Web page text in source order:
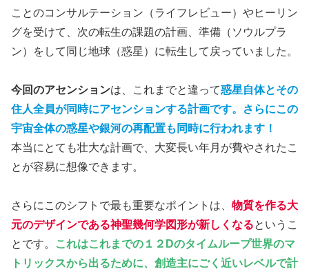
ことのコンサルテーション（ライフレビュー）やヒーリン
グを受けて、次の転生の課題の計画、準備（ソウルプラ
ン）をして同じ地球（惑星）に転生して戻っていました。
今回のアセンションは、これまでと違って惑星自体とその
住人全員が同時にアセンションする計画です。さらにこの
宇宙全体の惑星や銀河の再配置も同時に行われます！
本当にとても壮大な計画で、大変長い年月が費やされたこ
とが容易に想像できます。
さらにこのシフトで最も重要なポイントは、 物質を作る大
元のデザインである神聖幾何学図形が新しくなるというこ
とです。
これはこれまでの１２Dのタイムループ世界のマ
トリックスから出るために、創造主にごく近いレベルで計